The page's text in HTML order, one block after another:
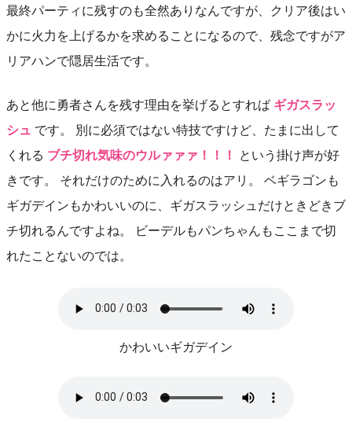
最終パーティに残すのも全然ありなんですが、クリア後はい
かに火力を上げるかを求めることになるので、残念ですがア
リアハンで隠居生活です。
あと他に勇者さんを残す理由を挙げるとすれば ギガスラッ
シュ です。 別に必須ではない特技ですけど、たまに出して
くれる ブチ切れ気味のウルァァァ！！！
という掛け声が好
きです。 それだけのために入れるのはアリ。 ベギラゴンも
ギガデインもかわいいのに、ギガスラッシュだけときどきブ
チ切れるんですよね。 ビーデルもパンちゃんもここまで切
れたことないのでは。
かわいいギガデイン